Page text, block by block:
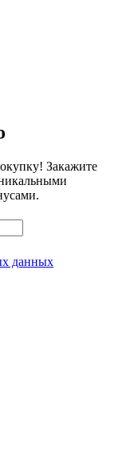
Закажите
данных